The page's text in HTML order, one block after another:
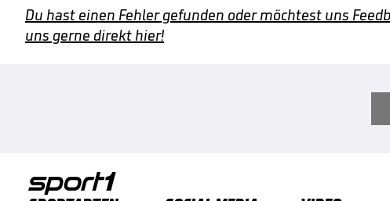
Du hast einen Fehler gefunden oder möchtest uns
uns gerne direkt hier!